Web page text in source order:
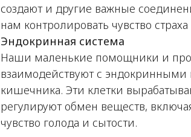
создают и другие важные
нам контролировать чувство страха
Эндокринная система
Наши маленькие помощники и
взаимодействуют с эндокринными
кишечника. Эти клетки
регулируют обмен веществ,
чувство голода и сытости.